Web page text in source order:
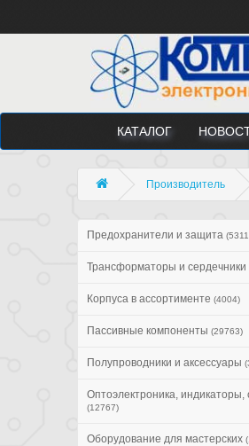
КАТАЛОГ
Производитель
Предохранители и защита
Трансформаторы и сердечники
Корпуса в ассортименте (4004)
Пассивные компоненты (29763)
Полупроводники и аксессуары
Оптоэлектроника,
(12767)
Оборудование для мастерских